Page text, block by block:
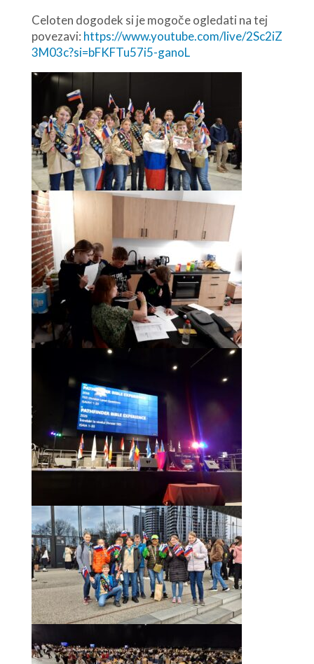
Celoten dogodek si je mogoče ogledati na tej
povezavi: https://www.youtube.com/live/2Sc2iZ
3M03c?si=bFKFTu57i5-ganoL